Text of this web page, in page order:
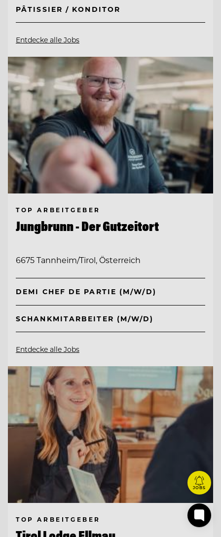
PÂTISSIER / KONDITOR
Entdecke alle Jobs
TOP ARBEITGEBER
Jungbrunn - Der Gutzeitort
6675 Tannheim/Tirol, Österreich
DEMI CHEF DE PARTIE (M/W/D)
SCHANKMITARBEITER (M/W/D)
Entdecke alle Jobs
TOP ARBEITGEBER
JOBS